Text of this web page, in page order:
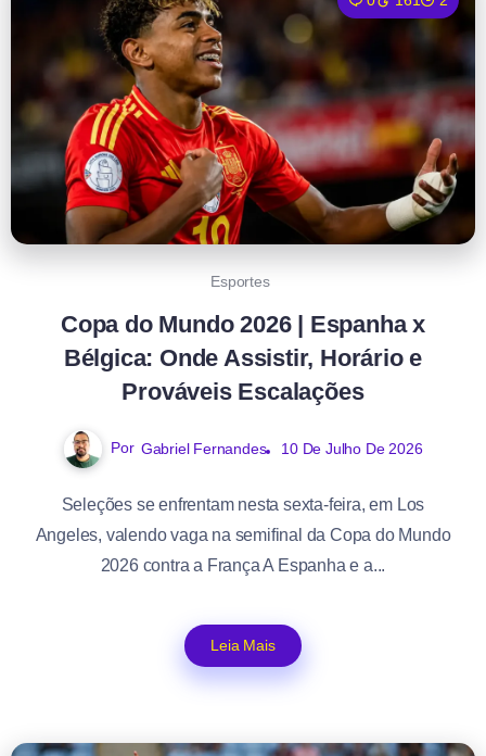
Esportes
Copa do Mundo 2026 | Espanha x
Bélgica: Onde Assistir, Horário e
Prováveis Escalações
Por Gabriel Fernandes 10 De Julho De 2026
Seleções se enfrentam nesta sexta-feira, em Los
Angeles, valendo vaga na semifinal da Copa do Mundo
2026 contra a França A Espanha e a...
Leia Mais